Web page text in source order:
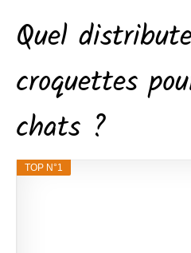
Quel
croquettes
chats ?
TOP N°1